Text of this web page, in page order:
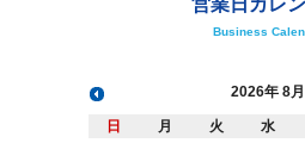
2026 8月
2 3 4 5